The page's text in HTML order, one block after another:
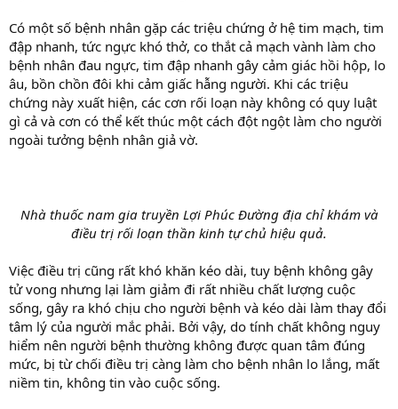
Có một số bệnh nhân gặp các triệu chứng ở hệ tim mạch, tim
đập nhanh, tức ngực khó thở, co thắt cả mạch vành làm cho
bệnh nhân đau ngực, tim đập nhanh gây cảm giác hồi hộp, lo
âu, bồn chồn đôi khi cảm giấc hẫng người. Khi các triệu
chứng này xuất hiện, các cơn rối loạn này không có quy luật
gì cả và cơn có thể kết thúc một cách đột ngột làm cho người
ngoài tưởng bệnh nhân giả vờ.
Nhà thuốc nam gia truyền Lợi Phúc Đường địa chỉ khám và
điều trị rối loạn thần kinh tự chủ hiệu quả.
Việc điều trị cũng rất khó khăn kéo dài, tuy bệnh không gây
tử vong nhưng lại làm giảm đi rất nhiều chất lượng cuộc
sống, gây ra khó chịu cho người bệnh và kéo dài làm thay đổi
tâm lý của người mắc phải. Bởi vậy, do tính chất không nguy
hiểm nên người bệnh thường không được quan tâm đúng
mức, bị từ chối điều trị càng làm cho bệnh nhân lo lắng, mất
niềm tin, không tin vào cuộc sống.